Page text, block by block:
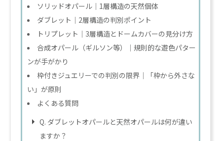
ソリッドオパール｜1層構造の天然個体
ダブレット｜2層構造の判別ポイント
トリプレット｜3層構造とドームカバーの見分け方
合成オパール（ギルソン等）｜規則的な遊色パター
ンが手がかり
枠付きジュエリーでの判別の限界｜「枠から外さな
い」が原則
よくある質問
Q. ダブレットオパールと天然オパールは何が違い
ますか？